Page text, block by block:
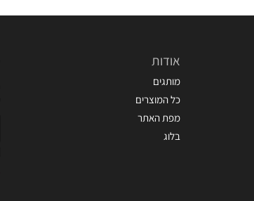
אודות
מותגים
כל המוצרים
מפת האתר
בלוג